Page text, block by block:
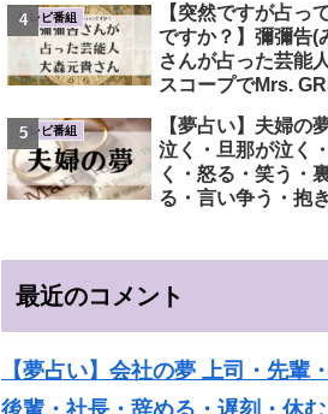
など
テレビ番組
【突然ですが占っ
ですか？】彌彌告(
さんが占った芸能
スコープでMrs.
命鑑定
テレビ番組
【夢占い】夫婦
泣く・旦那が泣く
く・怒る・笑う・
る・言い争う・抱
最近のコメント
【夢占い】会社の夢 上司・先輩